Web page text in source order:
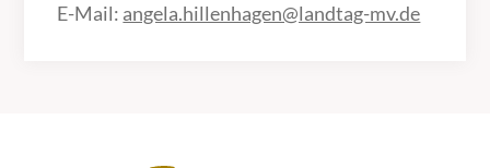
E-Mail: angela.hillenhagen@landtag-mv.de